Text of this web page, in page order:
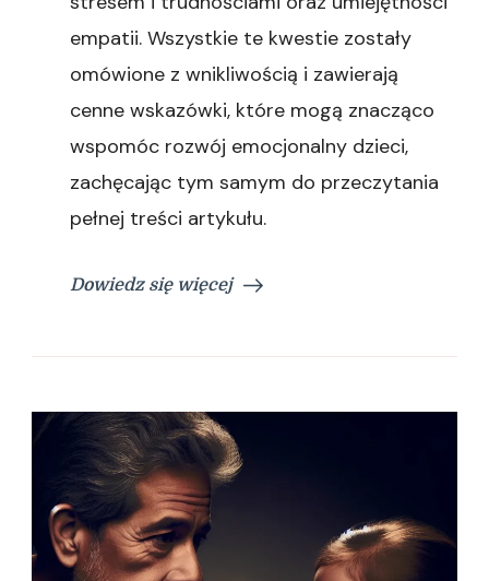
empatii. Wszystkie te kwestie zostały
omówione z wnikliwością i zawierają
cenne wskazówki, które mogą znacząco
wspomóc rozwój emocjonalny dzieci,
zachęcając tym samym do przeczytania
pełnej treści artykułu.
Dowiedz się więcej